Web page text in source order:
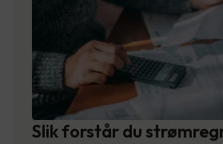
Slik forstår du